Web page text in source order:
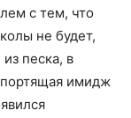
с тем, что
не будет,
песка, в
портящая имидж